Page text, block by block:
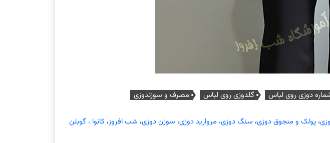
دوزی روی لباس گلدوزی روی لباس مصرف و سوزندوزی
،پولک و منجوق دوزی، سنگ دوزی، مروارید دوزی، سوزن دوزی، شب افروز،کانوا ، گوبلن